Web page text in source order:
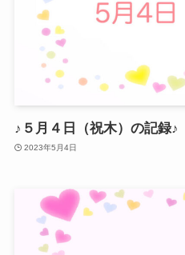
♪５月４日（祝木）の記録♪
2023年5月4日